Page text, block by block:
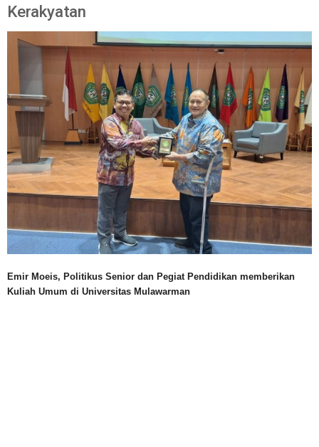
Kerakyatan
Emir Moeis, Politikus Senior dan Pegiat Pendidikan memberikan
Kuliah Umum di Universitas Mulawarman